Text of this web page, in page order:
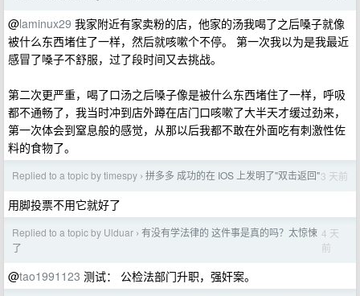
@laminux29 我家附近有家卖粉的店，他家的汤我喝了之后嗓子就像
被什么东西堵住了一样，然后就咳嗽个不停。 第一次我以为是我最近
感冒了嗓子不舒服，过了段时间又去挑战。
第二次更严重，喝了口汤之后嗓子像是被什么东西堵住了一样，呼吸
都不通畅了，我当时冲到店外蹲在店门口咳嗽了大半天才缓过劲来，
第一次体会到窒息般的感觉，从那以后我都不敢在外面吃有刺激性佐
料的食物了。
Replied to a topic by timespy › 拼多多 成功的在 IOS 上发明了"双击返回"3 天前
用脚投票不用它就好了
Replied to a topic by Ulduar › 有没有学法律的 这件事是真的吗？太惊悚
了
4 天
前
@tao1991123 测试： 公检法部门升职，强奸案。